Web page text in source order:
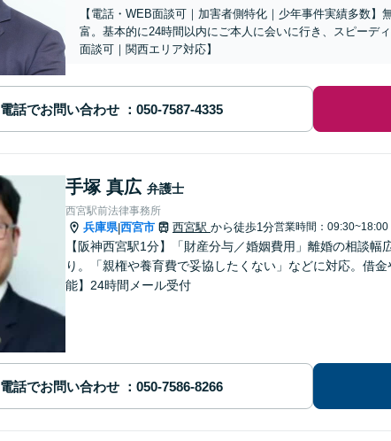
【電話・WEB面談可｜加害者側特化｜少年事件実績多数
富。基本的に24時間以内にご本人に会いに行き、スピーデ
面談可｜関西エリア対応】
電話でお問い合わせ
手塚 真広 弁護士
西宮駅前法律事務所
兵庫県|西宮市 西宮駅 から徒歩1分営業時間：09:30~18:00
【阪神西宮駅1分】「財産分与／婚姻費用」離婚の相談
り。「親権や養育費で妥協したくない」などに対応。借
能】24時間メール受付
電話でお問い合わせ